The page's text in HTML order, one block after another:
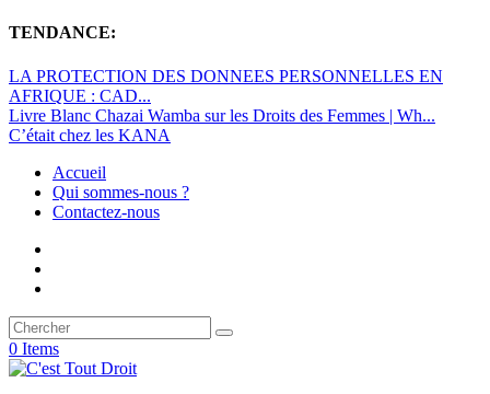
TENDANCE:
LA PROTECTION DES DONNEES PERSONNELLES EN
AFRIQUE : CAD...
Livre Blanc Chazai Wamba sur les Droits des Femmes | Wh...
C’était chez les KANA
Accueil
Qui sommes-nous ?
Contactez-nous
0 Items